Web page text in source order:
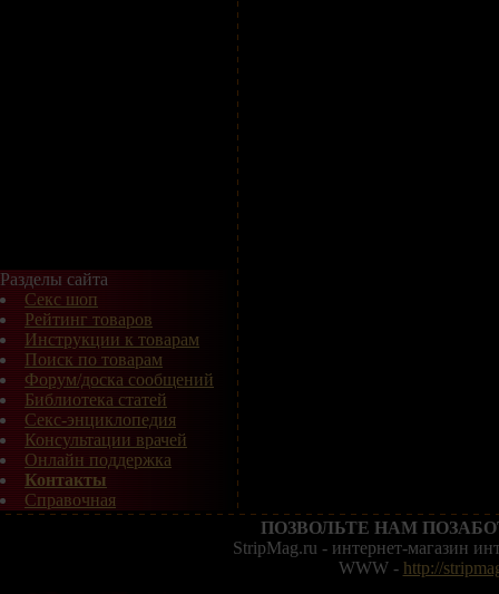
Разделы сайта
Секс шоп
Рейтинг товаров
Инструкции к товарам
Поиск по товарам
Форум/доска сообщений
Библиотека статей
Секс-энциклопедия
Консультации врачей
Онлайн поддержка
Контакты
Справочная
ПОЗВОЛЬТЕ НАМ
StripMag.ru - интернет-магазин
WWW - http://